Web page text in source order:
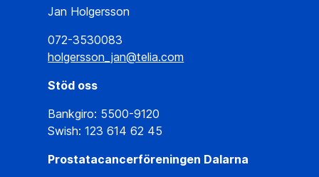
Jan Holgersson
072-3530083
holgersson_jan@telia.com
Stöd oss
Bankgiro: 5500-9120
Swish: 123 614 62 45
Prostatacancerföreningen Dalarna